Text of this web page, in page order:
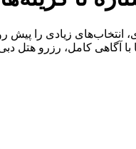
انتخاب‌های زیادی را